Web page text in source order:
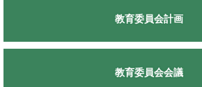
教育委員会計画
教育委員会会議